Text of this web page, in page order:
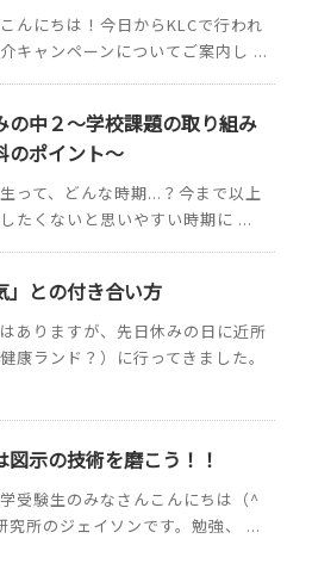
んにちは！今日からKLCで行われ
キャンペーンについてご案内し ...
の中２～学校課題の取り組み
のポイント～
って、どんな時期...？今まで以上
たくないと思いやすい時期に ...
」との付き合い方
ありますが、先日休みの日に近所
康ランド？）に行ってきました。
図示の技術を磨こう！！
受験生のみなさんこんにちは（^
究所のジェイソンです。勉強、 ...